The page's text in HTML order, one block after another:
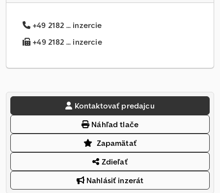
+49 2182 ... inzercie
+49 2182 ... inzercie
Kontaktovať predajcu
Náhľad tlače
Zapamätať
Zdieľať
Nahlásiť inzerát